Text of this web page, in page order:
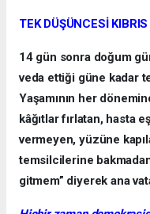
TEK DÜŞÜNCESİ
14 gün sonra doğum
veda ettiği güne kadar
Yaşamının her
kâğıtlar fırlatan, hasta
vermeyen, yüzüne
temsilcilerine
gitmem” diyerek ana